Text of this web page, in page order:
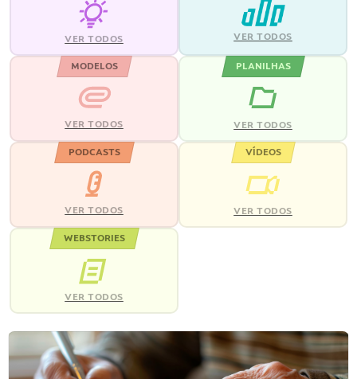
VER TODOS VER TODOS
MODELOS
VER TODOS
PLANILHAS
VER TODOS
PODCASTS
VER TODOS
VÍDEOS
VER TODOS
WEBSTORIES
VER TODOS